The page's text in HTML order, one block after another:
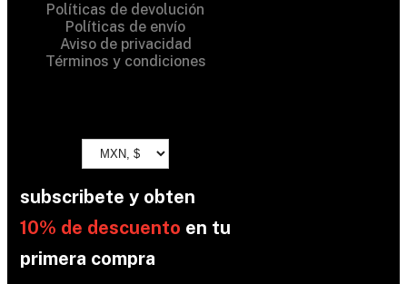
Políticas de devolución
Políticas de envío
Aviso de privacidad
Términos y condiciones
subscribete y obten
10% de descuento en tu
primera compra